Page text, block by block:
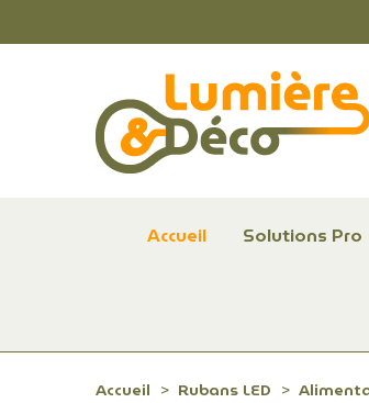
Accueil Solutions Pro
Accueil Rubans LED